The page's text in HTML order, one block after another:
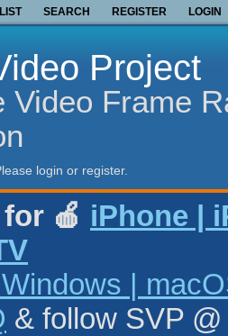
SEARCH REGISTER LOGIN
Project
Video Frame
login or register.
🍎 iPhone |
|
& follow SVP